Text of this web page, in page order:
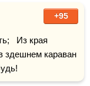
+95
здешнем караван